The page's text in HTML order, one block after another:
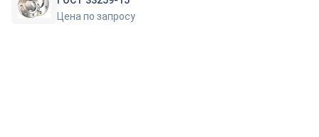
Цена по запросу